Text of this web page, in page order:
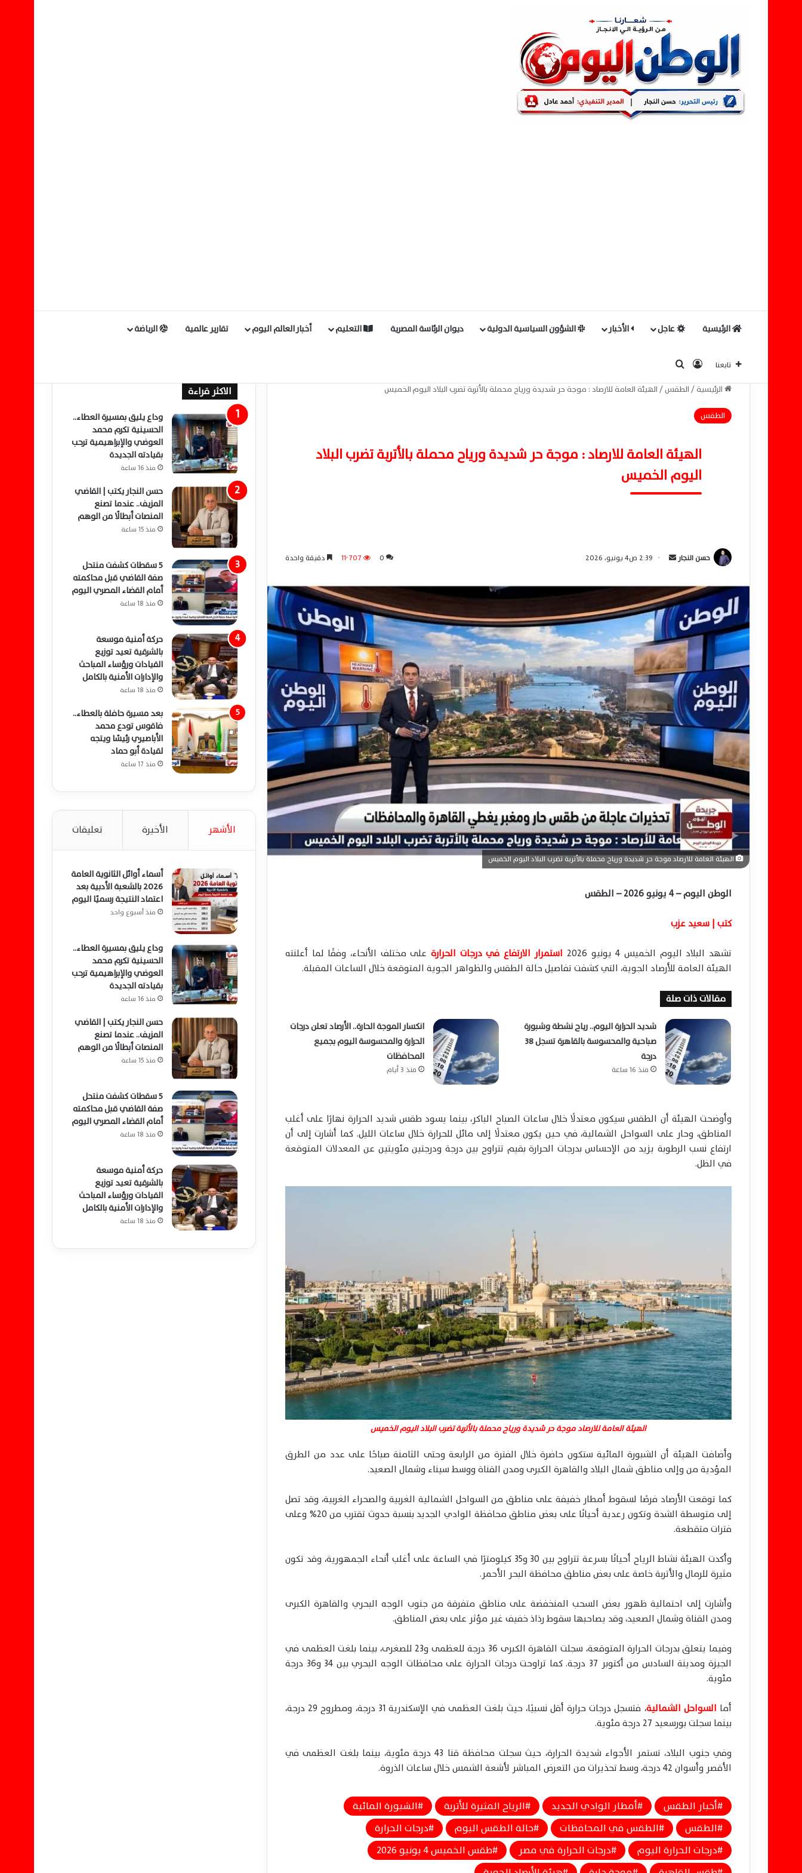
الرئيسية عاجل الأخبار الشؤون السياسية الدولية ديوان الرئاسة المصرية التعليم أخبار العالم اليوم تقارير عالمية الرياضة
تابعنا تسجيل الدخول
الرئيسية/الطقس/الهيئة العامة للارصاد : موجة حر شديدة ورياح محملة بالأتربة تضرب البلاد اليوم الخميس
الطقس
الهيئة العامة للارصاد : موجة حر شديدة ورياح محملة بالأتربة تضرب البلاد
اليوم الخميس
حسن النجار
س
ل
ب
ر
ي
د
ا
إ
ل
ك
ت
ر
ن
ي
ا
2:39 ص4 يونيو، 2026 0 11٬707 دقيقة واحدة
الهيئة العامة للارصاد موجة حر شديدة ورياح محملة بالأتربة تضرب البلاد اليوم الخميس
الوطن اليوم – 4 يونيو 2026 – الطقس
كتب | سعيد عزب
تشهد البلاد اليوم الخميس 4 يونيو 2026
استمرار الارتفاع في درجات الحرارة على مختلف الأنحاء، وفقًا لما أعلنته
الهيئة العامة للأرصاد الجوية، التي كشفت تفاصيل حالة الطقس والظواهر الجوية المتوقعة خلال الساعات المقبلة.
مقالات ذات صلة
شديد الحرارة اليوم.. رياح نشطة وشبورة
صباحية والمحسوسة بالقاهرة تسجل 38
درجة
منذ 16 ساعة
انكسار الموجة الحارة.. الأرصاد تعلن درجات
الحرارة والمحسوسة اليوم بجميع
المحافظات
منذ 3 أيام
وأوضحت الهيئة أن الطقس سيكون معتدلًا خلال ساعات الصباح الباكر، بينما يسود طقس شديد الحرارة نهارًا على أغلب
المناطق، وحار على السواحل الشمالية، في حين يكون معتدلًا إلى مائل للحرارة خلال ساعات الليل. كما أشارت إلى أن
ارتفاع نسب الرطوبة يزيد من الإحساس بدرجات الحرارة بقيم تتراوح بين درجة ودرجتين مئويتين عن المعدلات المتوقعة
في الظل.
الهيئة العامة للارصاد موجة حر شديدة ورياح محملة بالأتربة تضرب البلاد اليوم الخميس
وأضافت الهيئة أن الشبورة المائية ستكون حاضرة خلال الفترة من الرابعة وحتى الثامنة صباحًا على عدد من الطرق
المؤدية من وإلى مناطق شمال البلاد والقاهرة الكبرى ومدن القناة ووسط سيناء وشمال الصعيد.
كما توقعت الأرصاد فرصًا لسقوط أمطار خفيفة على مناطق من السواحل الشمالية الغربية والصحراء الغربية، وقد تصل
إلى متوسطة الشدة وتكون رعدية أحيانًا على بعض مناطق محافظة الوادي الجديد بنسبة حدوث تقترب من 20% وعلى
فترات متقطعة.
وأكدت الهيئة نشاط الرياح أحيانًا بسرعة تتراوح بين 30 و35 كيلومترًا في الساعة على أغلب أنحاء الجمهورية، وقد تكون
مثيرة للرمال والأتربة خاصة على بعض مناطق محافظة البحر الأحمر.
وأشارت إلى احتمالية ظهور بعض السحب المنخفضة على مناطق متفرقة من جنوب الوجه البحري والقاهرة الكبرى
ومدن القناة وشمال الصعيد، وقد يصاحبها سقوط رذاذ خفيف غير مؤثر على بعض المناطق.
وفيما يتعلق بدرجات الحرارة المتوقعة، سجلت القاهرة الكبرى 36 درجة للعظمى و23 للصغرى، بينما بلغت العظمى في
الجيزة ومدينة السادس من أكتوبر 37 درجة. كما تراوحت درجات الحرارة على محافظات الوجه البحري بين 34 و36 درجة
مئوية.
أما السواحل الشمالية
، فتسجل درجات حرارة أقل نسبيًا، حيث بلغت العظمى في الإسكندرية 31 درجة، ومطروح 29 درجة،
بينما سجلت بورسعيد 27 درجة مئوية.
وفي جنوب البلاد، تستمر الأجواء شديدة الحرارة، حيث سجلت محافظة قنا 43 درجة مئوية، بينما بلغت العظمى في
الأقصر وأسوان 42 درجة، وسط تحذيرات من التعرض المباشر لأشعة الشمس خلال ساعات الذروة.
أخبار الطقس أمطار الوادي الجديد الرياح المثيرة للأتربة
الشبورة المائية
الطقس
الطقس في المحافظات حالة الطقس اليوم
درجات الحرارة
درجات الحرارة اليوم
درجات الحرارة في مصر
طقس الخميس 4 يونيو 2026
الاكثر قراءة
وداع يليق بمسيرة العطاء..
الحسينية تكرم محمد
العوضي والإبراهيمية ترحب
بقيادته الجديدة
منذ 16 ساعة
حسن النجار يكتب | القاضي
المزيف.. عندما تصنع
المنصات أبطالًا من الوهم
منذ 15 ساعة
5 سقطات كشفت منتحل
صفة القاضي قبل محاكمته
أمام القضاء المصري اليوم
منذ 18 ساعة
حركة أمنية موسعة
بالشرقية تعيد توزيع
القيادات ورؤساء المباحث
والإدارات الأمنية بالكامل
منذ 18 ساعة
بعد مسيرة حافلة بالعطاء..
فاقوس تودع محمد
الأباصيري رئيسًا ويتجه
لقيادة أبو حماد
منذ 17 ساعة
الأشهر الأخيرة تعليقات
أسماء أوائل الثانوية العامة
2026 بالشعبة الأدبية بعد
اعتماد النتيجة رسميًا اليوم
منذ أسبوع واحد
وداع يليق بمسيرة العطاء..
الحسينية تكرم محمد
العوضي والإبراهيمية ترحب
بقيادته الجديدة
منذ 16 ساعة
حسن النجار يكتب | القاضي
المزيف.. عندما تصنع
المنصات أبطالًا من الوهم
منذ 15 ساعة
5 سقطات كشفت منتحل
صفة القاضي قبل محاكمته
أمام القضاء المصري اليوم
منذ 18 ساعة
حركة أمنية موسعة
بالشرقية تعيد توزيع
القيادات ورؤساء المباحث
والإدارات الأمنية بالكامل
منذ 18 ساعة